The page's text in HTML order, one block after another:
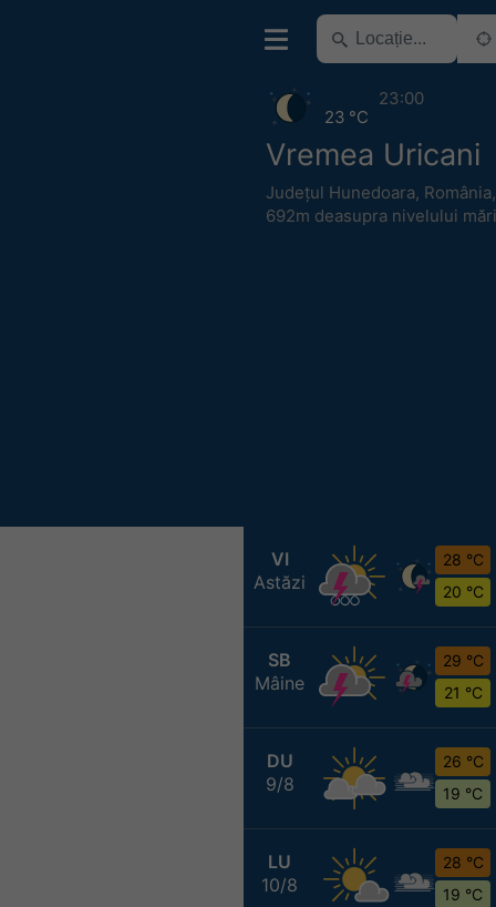
Vremea Uricani
Județul Hunedoara, România
692m deasupra nivelului
23 °C
23:00
VI
Astăzi
28 °C
20 °C
SB
Mâine
29 °C
21 °C
DU
9/8
26 °C
19 °C
LU
10/8
28 °C
19 °C